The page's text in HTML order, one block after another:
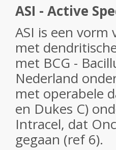
ASI - Active
ASI is een
met
met BCG -
Nederland
met operabele
en Dukes C)
Intracel, dat
gegaan (ref 6).